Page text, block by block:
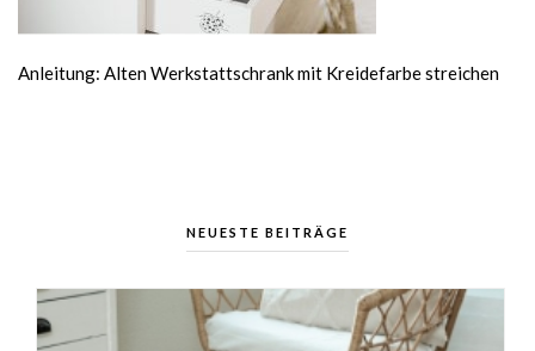
Anleitung: Alten Werkstattschrank mit Kreidefarbe streichen
NEUESTE BEITRÄGE